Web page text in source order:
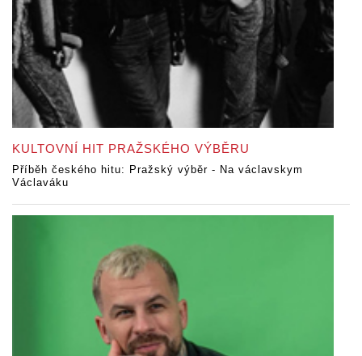
KULTOVNÍ HIT PRAŽSKÉHO VÝBĚRU
Příběh českého hitu: Pražský výběr - Na václavskym
Václaváku